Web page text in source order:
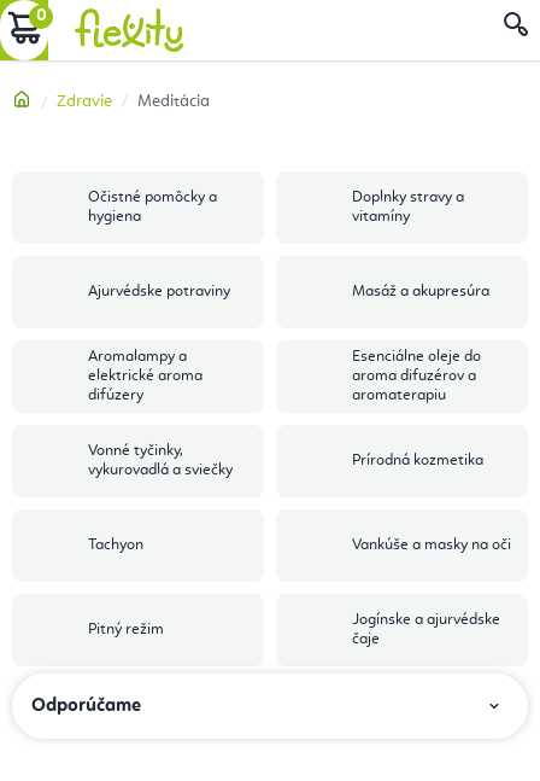
Prejsť
na
NÁKUPNÝ
Domov
Zdravie Meditácia
Očistné pomôcky a
hygiena
Doplnky stravy a
vitamíny
Ajurvédske potraviny Masáž a akupresúra
Aromalampy a
elektrické aroma
difúzery
Esenciálne oleje do
aroma difuzérov a
aromaterapiu
Vonné tyčinky,
vykurovadlá a sviečky
Prírodná kozmetika
Tachyon Vankúše a masky na oči
Pitný režim
Jogínske a ajurvédske
čaje
Odporúčame